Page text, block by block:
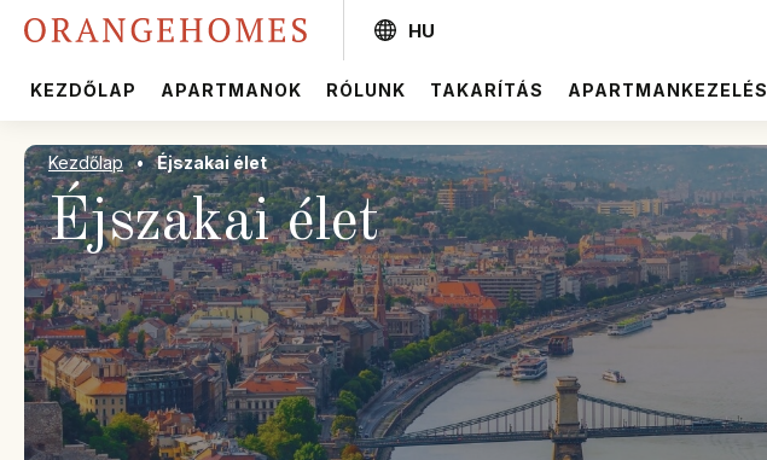
HU
KEZDŐLAP APARTMANOK RÓLUNK TAKARÍTÁS APARTMANKEZELÉS
Kezdőlap • Éjszakai élet
Éjszakai élet